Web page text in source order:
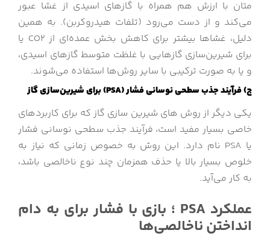
متان با ارزش هم همراه با گازهای اسیدی از غشا عبور
می‌کند و از دست می‌رود (تلفات هیدروکربن). به همین
دلیل، غشاها بیشتر برای کاهش بخش عمده‌ای از CO2 یا
برای شیرین‌سازی گازهایی با غلظت متوسط گازهای اسیدی،
و یا به صورت ترکیبی با سایر روش‌ها استفاده می‌شوند.
ج) فرآیند جذب سطحی نوسانی فشار (PSA) برای شیرین‌سازی گاز
یکی دیگر از روش های شیرین سازی گاز که برای کاربردهای
خاصی بسیار مفید است، فرآیند جذب سطحی نوسانی فشار
یا PSA نام دارد. این روش به خصوص زمانی که نیاز به
خلوص بسیار بالا یا حذف همزمان چند نوع ناخالصی باشد،
به کار می‌آید.
عملکرد PSA ؛ بازی با فشار برای به دام
انداختن ناخالصی‌ها